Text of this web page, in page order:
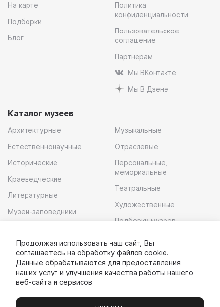
На карте
Подборки
Блог
Политика
конфиденциальности
Пользовательское
соглашение
Партнерам
Мы ВКонтакте
Мы В Дзене
Каталог музеев
Архитектурные
Естественнонаучные
Исторические
Краеведческие
Литературные
Музеи-заповедники
Музыкальные
Отраслевые
Персональные,
мемориальные
Театральные
Художественные
Подборки музеев
Скачать приложение
Продолжая использовать наш сайт, Вы
соглашаетесь на обработку файлов cookie.
Данные обрабатываются для предоставления
наших услуг и улучшения качества работы нашего
веб-сайта и сервисов